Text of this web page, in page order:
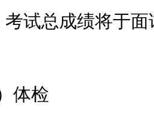
总成绩将于面
检